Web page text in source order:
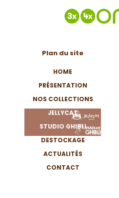
Plan du site
HOME
PRÉSENTATION
NOS COLLECTIONS
JELLYCAT
STUDIO GHIBLI
DESTOCKAGE
ACTUALITÉS
CONTACT